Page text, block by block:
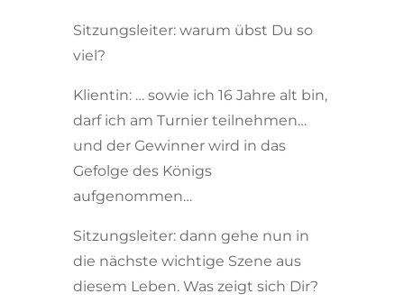
Sitzungsleiter: warum übst Du so
viel?
Klientin: … sowie ich 16 Jahre alt bin,
darf ich am Turnier teilnehmen…
und der Gewinner wird in das
Gefolge des Königs
aufgenommen…
Sitzungsleiter: dann gehe nun in
die nächste wichtige Szene aus
diesem Leben. Was zeigt sich Dir?